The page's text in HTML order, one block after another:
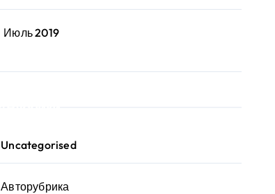
Июль 2019
Uncategorised
Авторубрика